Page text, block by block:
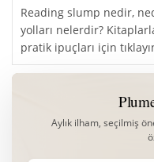
Reading slump nedir,
yolları nelerdir?
pratik ipuçları için
Aylık ilham, seçilmiş